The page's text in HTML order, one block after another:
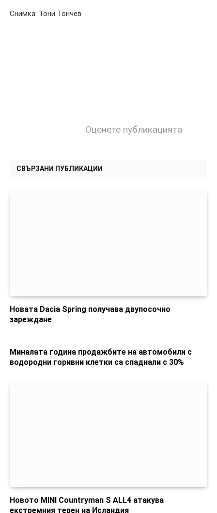
Снимка: Тони Тончев
Оценете публикацията
СВЪРЗАНИ ПУБЛИКАЦИИ
Новата Dacia Spring получава двупосочно
зареждане
Миналата година продажбите на автомобили с
водородни горивни клетки са спаднали с 30%
Новото MINI Countryman S ALL4 атакува
екстремния терен на Исландия